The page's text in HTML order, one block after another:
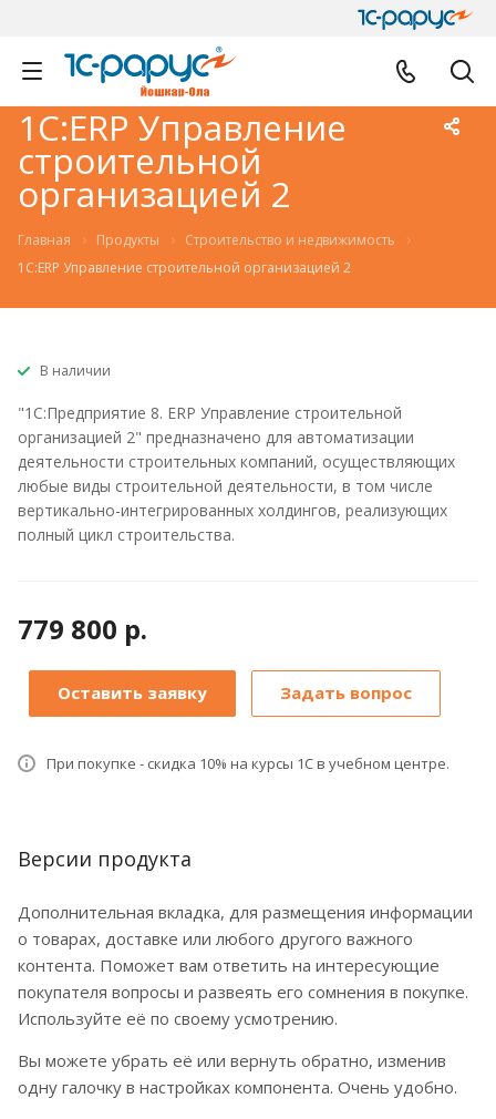
1С:ERP Управление
строительной
организацией 2
Главная Продукты
Строительство и недвижимость
1С:ERP Управление строительной организацией 2
В наличии
"1С:Предприятие 8. ERP Управление строительной
организацией 2" предназначено для автоматизации
деятельности строительных компаний, осуществляющих
любые виды строительной деятельности, в том числе
вертикально-интегрированных холдингов, реализующих
полный цикл строительства.
779 800 р.
Оставить заявку Задать вопрос
При покупке - скидка 10% на курсы 1С в учебном центре.
Версии продукта
Дополнительная вкладка, для размещения информации
о товарах, доставке или любого другого важного
контента. Поможет вам ответить на интересующие
покупателя вопросы и развеять его сомнения в покупке.
Используйте её по своему усмотрению.
Вы можете убрать её или вернуть обратно, изменив
одну галочку в настройках компонента. Очень удобно.